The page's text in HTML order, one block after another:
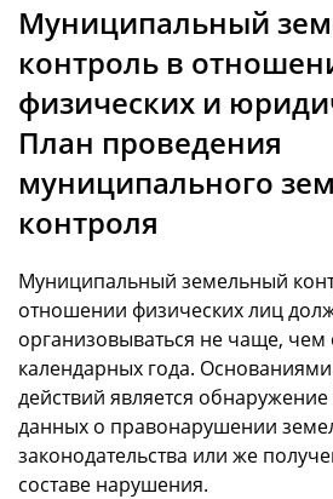
Муниципальный
контроль в
физических и
План проведения
муниципального
контроля
Муниципальный земельный
отношении физических лиц
организовываться не чаще, чем
календарных года. Основаниями
действий является
данных о правонарушении
законодательства или же
составе нарушения.